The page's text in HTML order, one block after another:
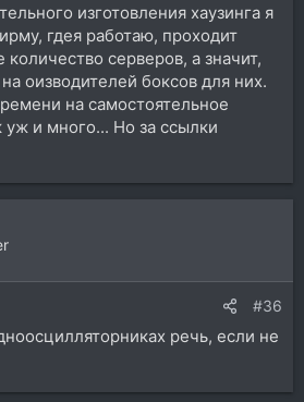
изготовления хаузинга я
гдея работаю, проходит
серверов, а значит,
оизводителей боксов для них.
на самостоятельное
уж и много... Но за ссылки
#36
речь, если не